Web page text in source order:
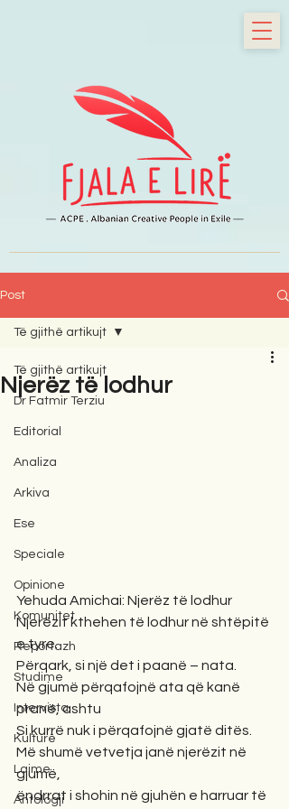
Post
Të gjithë artikujt
Dr Fatmir Terziu
Editorial
Analiza
Arkiva
Ese
Speciale
Opinione
Komunitet
Reportazh
Studime
Intervista
Kulturë
Lajme
Antologji
Të gjithë artikujt
Njerëz të lodhur
Yehuda Amichai: Njerëz të lodhur
Njerëzit kthehen të lodhur në shtëpitë
e tyre.
Përqark, si një det i paanë – nata.
Në gjumë përqafojnë ata që kanë
pranë, ashtu
Si kurrë nuk i përqafojnë gjatë ditës.
Më shumë vetvetja janë njerëzit në
gjumë,
ëndrrat i shohin në gjuhën e harruar të